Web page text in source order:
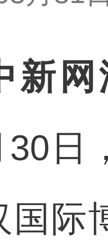
新
30日
国际